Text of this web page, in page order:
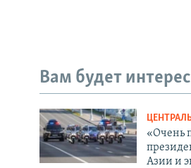
Вам будет
«Очень
Азии и